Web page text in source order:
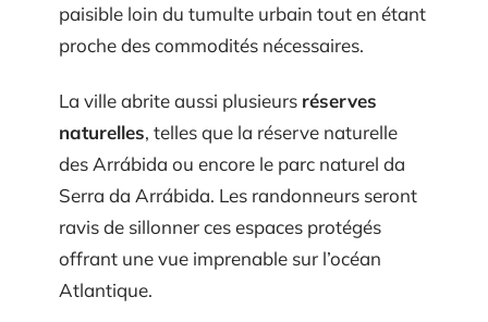
paisible loin du tumulte urbain tout en étant
proche des commodités nécessaires.
La ville abrite aussi plusieurs réserves
naturelles, telles que la réserve naturelle
des Arrábida ou encore le parc naturel da
Serra da Arrábida. Les randonneurs seront
ravis de sillonner ces espaces protégés
offrant une vue imprenable sur l’océan
Atlantique.